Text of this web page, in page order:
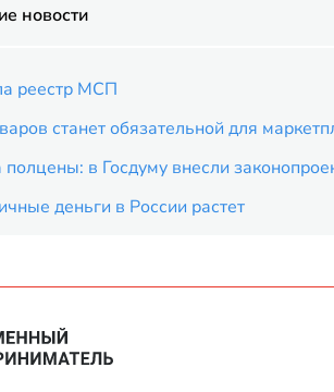
новости
реестр МСП
станет обязательной для
в Госдуму внесли
деньги в России растет